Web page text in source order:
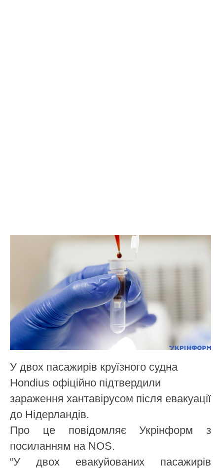
У двох пасажирів круїзного судна
Hondius офіційно підтвердили
зараження хантавірусом після евакуації
до Нідерландів.
Про це повідомляє Укрінформ з
посиланням на NOS.
“У двох евакуйованих пасажирів